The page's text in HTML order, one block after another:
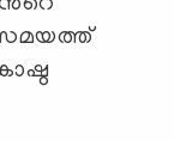
സമയത്ത്